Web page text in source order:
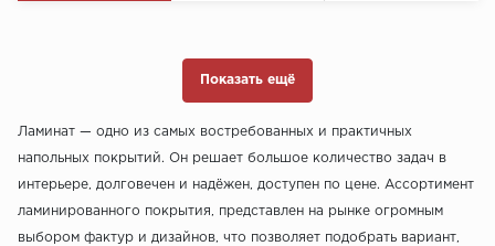
Показать ещё
Ламинат — одно из самых востребованных и практичных
напольных покрытий. Он решает большое количество задач в
интерьере, долговечен и надёжен, доступен по цене. Ассортимент
ламинированного покрытия, представлен на рынке огромным
выбором фактур и дизайнов, что позволяет подобрать вариант,